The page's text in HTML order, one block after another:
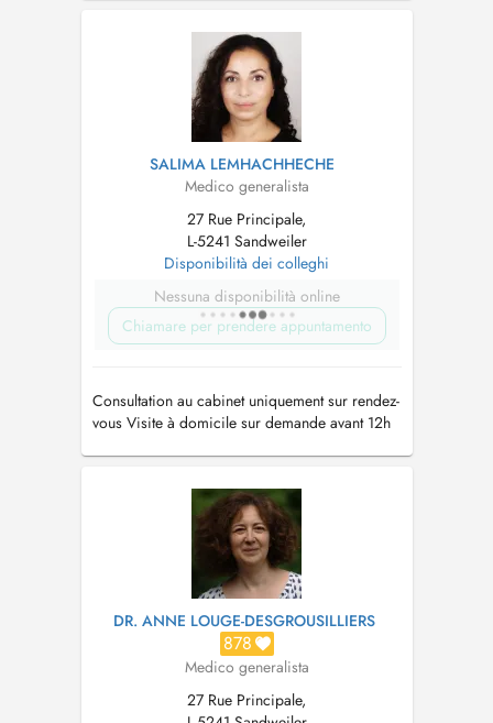
8h-11h45 et 14h-16h30 - Mer: 8h-11h45 et 14h-
16h30 - Jeu: absente - Ven:...
SALIMA LEMHACHHECHE
Medico generalista
27 Rue Principale,
L-5241 Sandweiler
Disponibilità dei colleghi
Nessuna disponibilità online
Chiamare per prendere appuntamento
Consultation au cabinet uniquement sur rendez-
vous Visite à domicile sur demande avant 12h
DR. ANNE LOUGE-DESGROUSILLIERS
878
Medico generalista
27 Rue Principale,